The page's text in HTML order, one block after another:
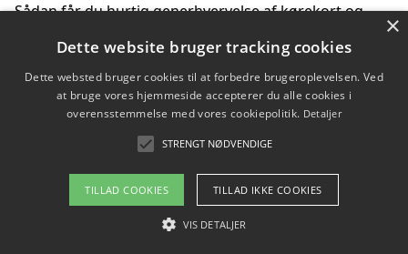
Sådan får du hurtig generhvervelse af kørekort og
Sådan lærer du miljørigtig kørsel hos en køreskole i
Gentofte
Copyright 2026 - Pilanto Aps
Om / kontakt
×
Dette website bruger tracking cookies
Dette websted bruger cookies til at forbedre brugeroplevelsen. Ved
at bruge vores hjemmeside accepterer du alle cookies i
overensstemmelse med vores cookiepolitik. Detaljer
STRENGT NØDVENDIGE
TILLAD COOKIES TILLAD IKKE COOKIES
VIS DETALJER